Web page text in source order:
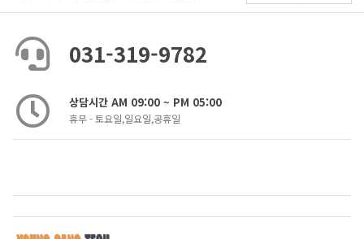
031-319-9782
상담시간 AM 09:00 ~ PM 05:00
휴무 - 토요일,일요일,공휴일